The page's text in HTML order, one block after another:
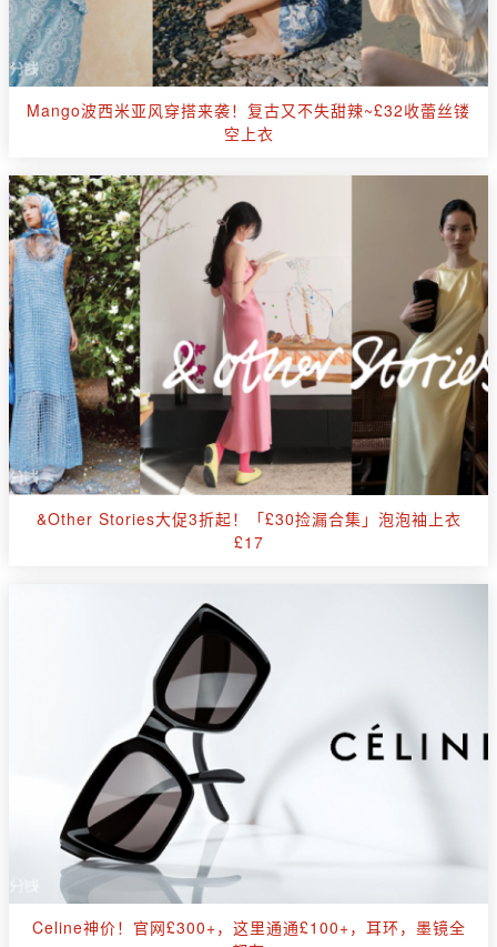
Mango波西米亚风穿搭来袭！复古又不失甜辣~£32收蕾丝镂
空上衣
&Other Stories大促3折起！「£30捡漏合集」泡泡袖上衣
£17
Celine神价！官网£300+，这里通通£100+，耳环，墨镜全